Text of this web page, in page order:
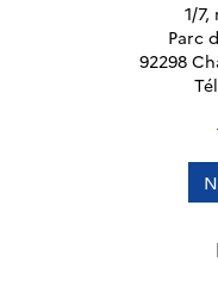
1/7,
Parc
92298